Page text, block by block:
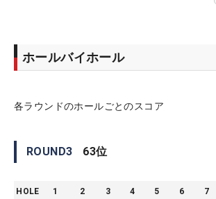
ホールバイホール
各ラウンドのホールごとのスコア
ROUND3 63位
HOLE 1 2 3 4 5 6 7